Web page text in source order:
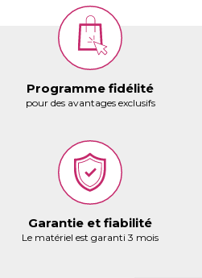
Programme fidélité
pour des avantages exclusifs
Garantie et fiabilité
Le matériel est garanti 3 mois